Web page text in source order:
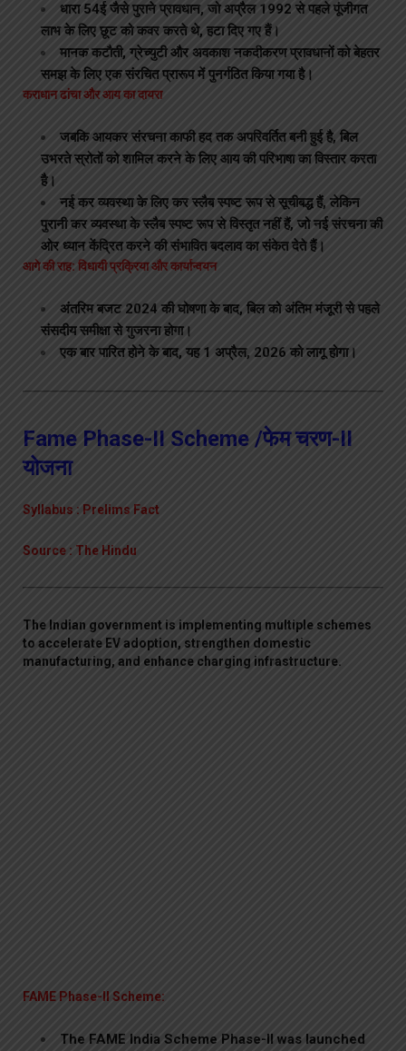
धारा 54ई जैसे पुराने प्रावधान, जो अप्रैल 1992 से पहले पूंजीगत
लाभ के लिए छूट को कवर करते थे, हटा दिए गए हैं।
मानक कटौती, ग्रेच्युटी और अवकाश नकदीकरण प्रावधानों को बेहतर
समझ के लिए एक संरचित प्रारूप में पुनर्गठित किया गया है।
कराधान ढांचा और आय का दायरा
जबकि आयकर संरचना काफी हद तक अपरिवर्तित बनी हुई है, बिल
उभरते स्रोतों को शामिल करने के लिए आय की परिभाषा का विस्तार करता
है।
नई कर व्यवस्था के लिए कर स्लैब स्पष्ट रूप से सूचीबद्ध हैं, लेकिन
पुरानी कर व्यवस्था के स्लैब स्पष्ट रूप से विस्तृत नहीं हैं, जो नई संरचना की
ओर ध्यान केंद्रित करने की संभावित बदलाव का संकेत देते हैं।
आगे की राह: विधायी प्रक्रिया और कार्यान्वयन
अंतरिम बजट 2024 की घोषणा के बाद, बिल को अंतिम मंजूरी से पहले
संसदीय समीक्षा से गुजरना होगा।
एक बार पारित होने के बाद, यह 1 अप्रैल, 2026 को लागू होगा।
Fame Phase-II Scheme /फेम चरण-II
योजना
Syllabus : Prelims Fact
Source : The Hindu
The Indian government is implementing multiple schemes
to accelerate EV adoption, strengthen domestic
manufacturing, and enhance charging infrastructure.
FAME Phase-II Scheme:
The FAME India Scheme Phase-II was launched